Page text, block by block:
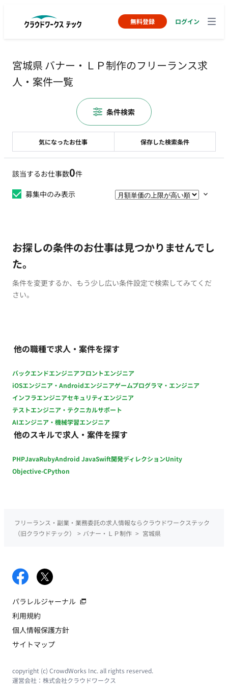
無料登録 ログイン
宮城県 バナー・ＬＰ制作のフリーランス求
人・案件一覧
該当するお仕事数0件
募集中のみ表示
お探しの条件のお仕事は見つかりませんでし
た。
条件を変更するか、もう少し広い条件設定で検索してみてくだ
さい。
他の職種で求人・案件を探す
バックエンドエンジニアフロントエンジニア
iOSエンジニア・Androidエンジニアゲームプログラマ・エンジニア
インフラエンジニアセキュリティエンジニア
テストエンジニア・テクニカルサポート
AIエンジニア・機械学習エンジニア
他のスキルで求人・案件を探す
PHPJavaRubyAndroid JavaSwift開発ディレクションUnity
Objective-CPython
気になったお仕事 保存した検索条件
条件検索
フリーランス・副業・業務委託の求人情報ならクラウドワークステック
（旧クラウドテック）
> バナー・ＬＰ制作 > 宮城県
パラレルジャーナル
利用規約
個人情報保護方針
サイトマップ
copyright (c) CrowdWorks Inc. all rights reserved.
運営会社： 株式会社クラウドワークス